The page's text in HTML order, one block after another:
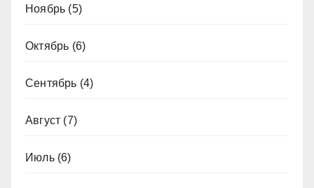
Ноябрь (5)
Октябрь (6)
Сентябрь (4)
Август (7)
Июль(6)